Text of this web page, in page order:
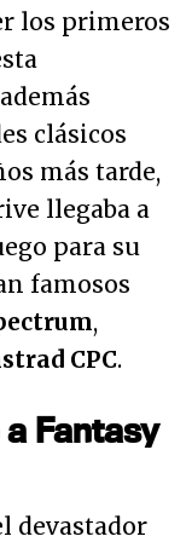
los primeros
clásicos
más tarde,
llegaba a
para su
famosos
,
CPC.
Fantasy
devastador